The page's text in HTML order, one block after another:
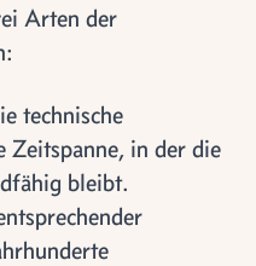
Arten der
technische
Zeitspanne, in der die
bleibt.